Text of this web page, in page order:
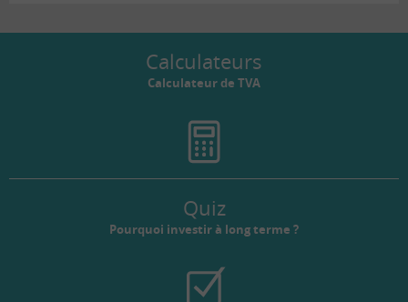
Calculateurs
Calculateur de TVA
Quiz
Pourquoi investir à long terme ?